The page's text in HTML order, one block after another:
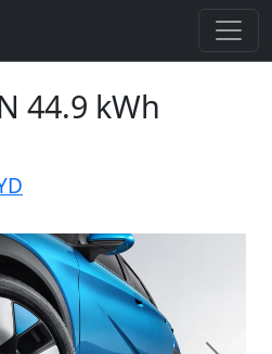
44.9 kWh